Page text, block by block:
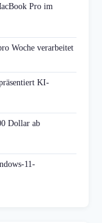
Pro im
Woche verarbeitet
KI-
Dollar ab
11-